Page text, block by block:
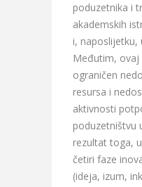
poduzetnika i
akademskih
i, naposlijetku,
Međutim,
ograničen
resursa i
aktivnosti
poduzetništvu
rezultat toga,
četiri faze
(ideja, izum,